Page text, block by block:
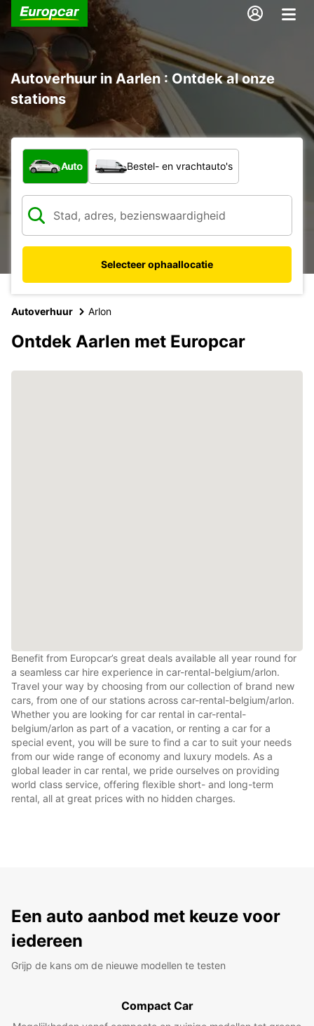
Autoverhuur in Aarlen : Ontdek al onze
stations
Welk type voertuig?
Auto Bestel- en vrachtauto's
Selecteer ophaallocatie
Autoverhuur Arlon
Ontdek Aarlen met Europcar
Benefit from Europcar’s great deals available all year round for
a seamless car hire experience in car-rental-belgium/arlon.
Travel your way by choosing from our collection of brand new
cars, from one of our stations across car-rental-belgium/arlon.
Whether you are looking for car rental in car-rental-
belgium/arlon as part of a vacation, or renting a car for a
special event, you will be sure to find a car to suit your needs
from our wide range of economy and luxury models. As a
global leader in car rental, we pride ourselves on providing
world class service, offering flexible short- and long-term
rental, all at great prices with no hidden charges.
Een auto aanbod met keuze voor
iedereen
Grijp de kans om de nieuwe modellen te testen
Compact Car